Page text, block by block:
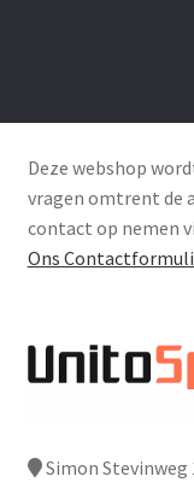
Deze webshop
vragen omtrent de
contact op nemen
Ons
Simon Stevinweg